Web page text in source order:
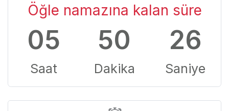
Öğle namazına kalan süre
05
Saat
50
Dakika
25
Saniye